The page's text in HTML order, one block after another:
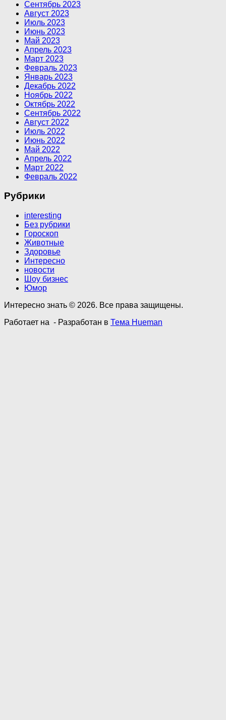
Сентябрь 2023
Август 2023
Июль 2023
Июнь 2023
Май 2023
Апрель 2023
Март 2023
Февраль 2023
Январь 2023
Декабрь 2022
Ноябрь 2022
Октябрь 2022
Сентябрь 2022
Август 2022
Июль 2022
Июнь 2022
Май 2022
Апрель 2022
Март 2022
Февраль 2022
Рубрики
interesting
Без рубрики
Гороскоп
Животные
Здоровье
Интересно
новости
Шоу бизнес
Юмор
Интересно знать © 2026. Все права защищены.
Работает на - Разработан в Тема Hueman